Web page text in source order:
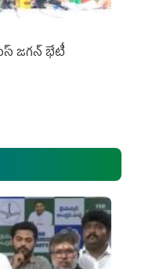
జగన్ భేటీ